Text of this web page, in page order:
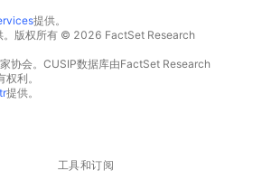
提供。
。版权所有 © 2026 FactSet Research
协会。CUSIP数据库由FactSet Research
利。
提供。
工具和订阅